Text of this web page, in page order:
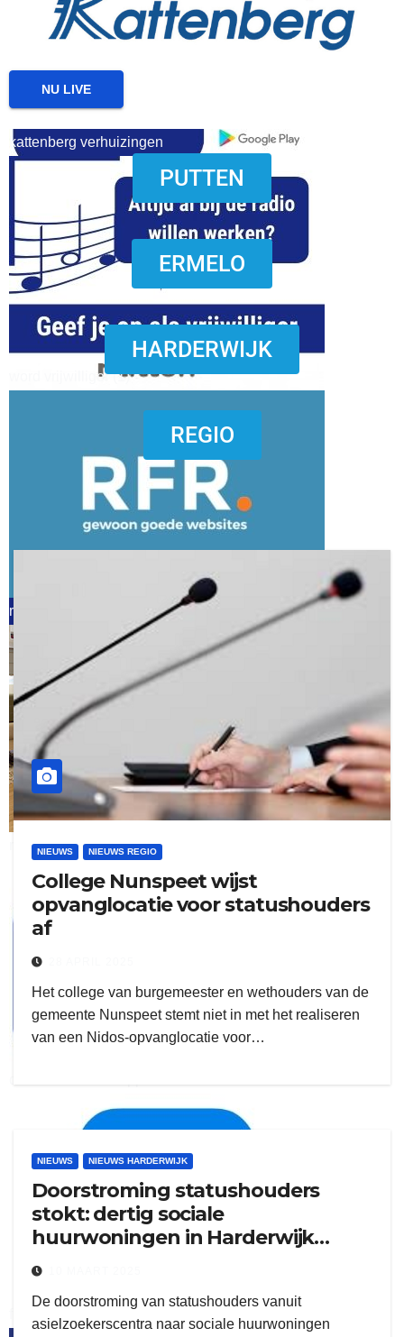
download onzze App
word vrijwilliger (1)
delangekortland
kattenberg verhuizingen
word vrijwilliger (1)
refreshed webdesign putten
ruitengaparket
NU LIVE
PUTTEN
ERMELO
HARDERWIJK
REGIO
NIEUWS NIEUWS REGIO
College Nunspeet wijst
opvanglocatie voor statushouders
af
Het college van burgemeester en wethouders van de
gemeente Nunspeet stemt niet in met het realiseren
van een Nidos-opvanglocatie voor…
NIEUWS NIEUWS HARDERWIJK
Doorstroming statushouders
stokt: dertig sociale
huurwoningen in Harderwijk
toegewezen
De doorstroming van statushouders vanuit
asielzoekerscentra naar sociale huurwoningen